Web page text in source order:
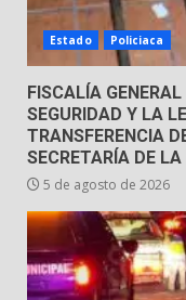
de
Estado Policiaca
FISCALÍA
SEGURIDAD Y LA
TRANSFERENCIA
SECRETARÍA DE
5 de agosto de 2026